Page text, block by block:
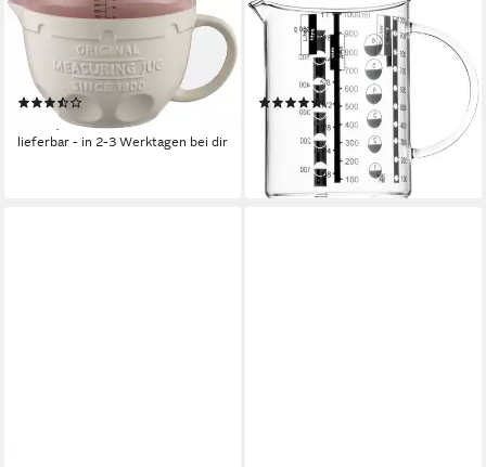
MASON CASH
Messbecher, Steingut, 3-in1,
zum Abmessen, Mischen und
Ausgießen, 1 Liter
ab 37,84 €
lieferbar - in 2-3 Werktagen bei dir
WMF
Messbecher Gourmet, Glas,
(1-St), Kleinstmengen genau
ablesbar
(226)
19,19 € UVP21,99 €
lieferbar - in 1-2 Werktagen bei dir